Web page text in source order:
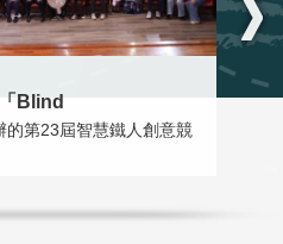
Blind
的第23屆智慧鐵人創意競